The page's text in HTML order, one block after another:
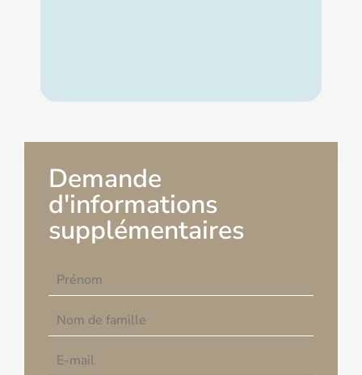
Demande
d'informations
supplémentaires